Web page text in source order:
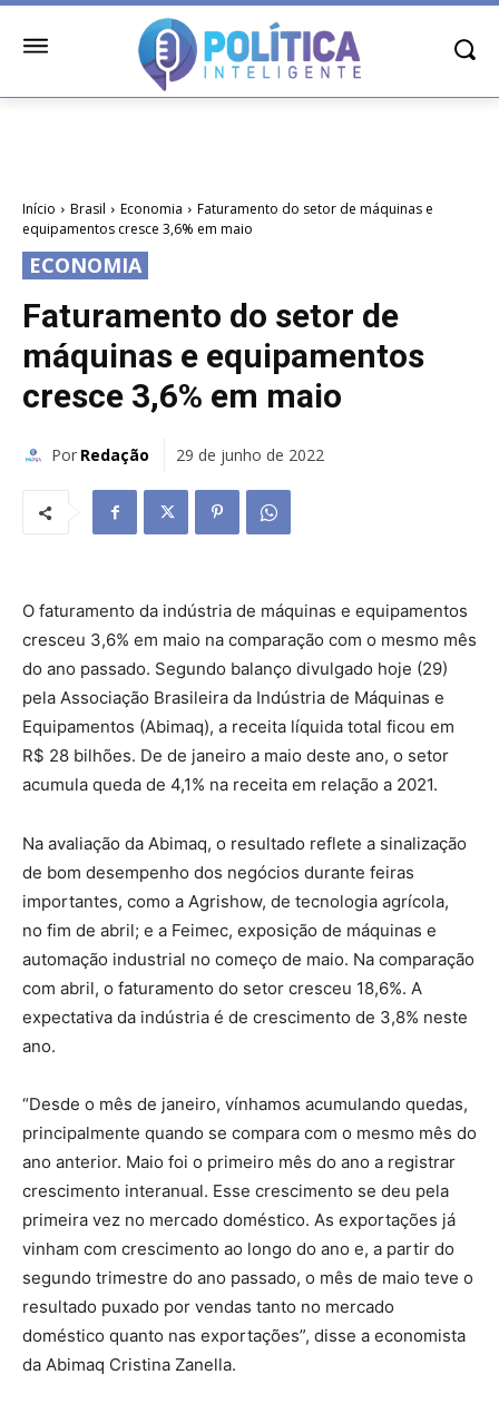
Início Brasil Economia
Faturamento do setor de máquinas e
equipamentos cresce 3,6% em maio
ECONOMIA
Faturamento do setor de
máquinas e equipamentos
cresce 3,6% em maio
Por Redação 29 de junho de 2022
O faturamento da indústria de máquinas e equipamentos
cresceu 3,6% em maio na comparação com o mesmo mês
do ano passado. Segundo balanço divulgado hoje (29)
pela Associação Brasileira da Indústria de Máquinas e
Equipamentos (Abimaq), a receita líquida total ficou em
R$ 28 bilhões. De de janeiro a maio deste ano, o setor
acumula queda de 4,1% na receita em relação a 2021.
Na avaliação da Abimaq, o resultado reflete a sinalização
de bom desempenho dos negócios durante feiras
importantes, como a Agrishow, de tecnologia agrícola,
no fim de abril; e a Feimec, exposição de máquinas e
automação industrial no começo de maio. Na comparação
com abril, o faturamento do setor cresceu 18,6%. A
expectativa da indústria é de crescimento de 3,8% neste
ano.
“Desde o mês de janeiro, vínhamos acumulando quedas,
principalmente quando se compara com o mesmo mês do
ano anterior. Maio foi o primeiro mês do ano a registrar
crescimento interanual. Esse crescimento se deu pela
primeira vez no mercado doméstico. As exportações já
vinham com crescimento ao longo do ano e, a partir do
segundo trimestre do ano passado, o mês de maio teve o
resultado puxado por vendas tanto no mercado
doméstico quanto nas exportações”, disse a economista
da Abimaq Cristina Zanella.